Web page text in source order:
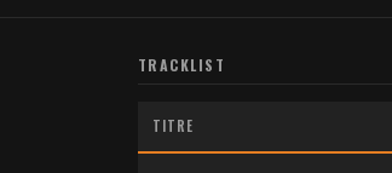
TRACKLIST
TITRE